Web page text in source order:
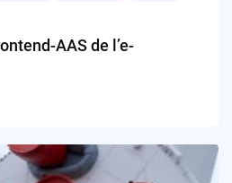
AAS de l’e-